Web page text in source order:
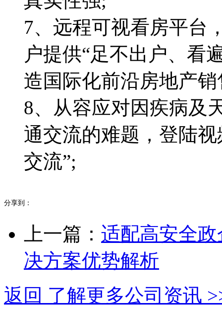
7、远程可视看房平台
户提供“足不出户、看
造国际化前沿房地产
8、从容应对因疾病及
通交流的难题，登陆
交流”;
分享到：
上一篇： 适配高安全
决方案优势解析
返回 了解更多公司资讯